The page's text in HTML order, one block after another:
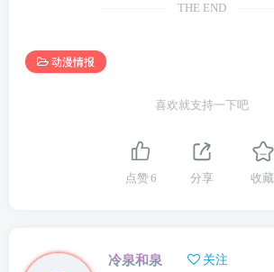
THE END
动漫情报
喜欢就支持一下吧
点赞6 分享 收藏
冷泉和泉 关注